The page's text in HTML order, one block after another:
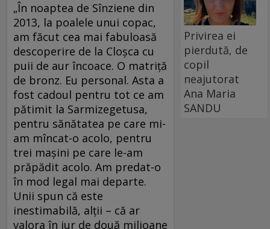
„În noaptea de Sînziene din
2013, la poalele unui copac,
am făcut cea mai fabuloasă
descoperire de la Cloşca cu
puii de aur încoace. O matriţă
de bronz. Eu personal. Asta a
fost cadoul pentru tot ce am
pătimit la Sarmizegetusa,
pentru sănătatea pe care mi-
am mîncat-o acolo, pentru
trei maşini pe care le-am
prăpădit acolo. Am predat-o
în mod legal mai departe.
Unii spun că este
inestimabilă, alţii – că ar
valora în jur de două milioane
Privirea ei
pierdută, de
copil
neajutorat
Ana Maria
SANDU